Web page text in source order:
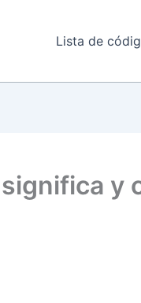
Lista de
y